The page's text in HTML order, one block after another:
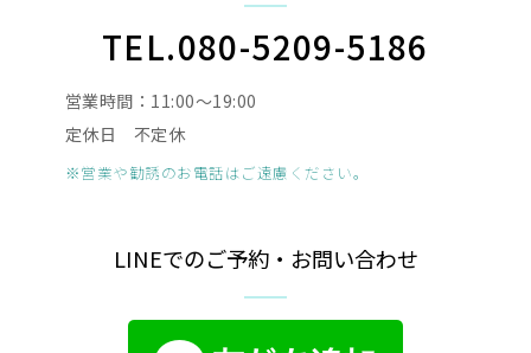
TEL.080-5209-5186
営業時間：11:00〜19:00
定休日 不定休
※営業や勧誘のお電話はご遠慮ください。
LINEでのご予約・お問い合わせ